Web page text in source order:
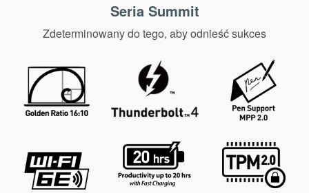
Seria Summit
Zdeterminowany do tego, aby odnieść sukces